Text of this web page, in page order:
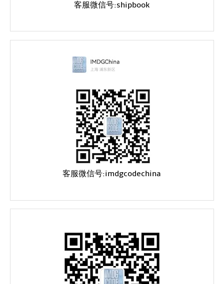
客服微信号:shipbook
客服微信号:imdgcodechina